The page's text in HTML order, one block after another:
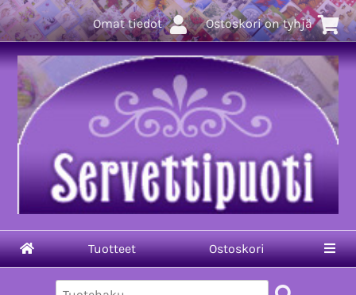
Omat tiedot Ostoskori on tyhjä
Tuotteet Ostoskori